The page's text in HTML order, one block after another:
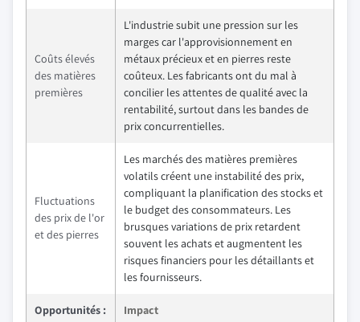
Coûts élevés
des matières
premières
L'industrie subit une pression sur les
marges car l'approvisionnement en
métaux précieux et en pierres reste
coûteux. Les fabricants ont du mal à
concilier les attentes de qualité avec la
rentabilité, surtout dans les bandes de
prix concurrentielles.
Fluctuations
des prix de l'or
et des pierres
Les marchés des matières premières
volatils créent une instabilité des prix,
compliquant la planification des stocks et
le budget des consommateurs. Les
brusques variations de prix retardent
souvent les achats et augmentent les
risques financiers pour les détaillants et
les fournisseurs.
Opportunités : Impact